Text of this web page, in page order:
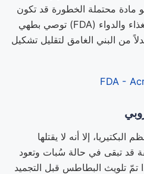
مادة محتملة الخطورة قد تكون
مسرطنة. الإدارة الأمريكية للغذاء والدواء (FDA) توصي بطهي
من البني الغامق لتقليل تشكيل
إلا أنه لا يقتلها
قد تبقى في حالة سُبات وتعود
تمّ تلويث البطاطس قبل التجميد